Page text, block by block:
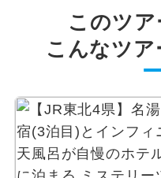
このツ
こんなツ